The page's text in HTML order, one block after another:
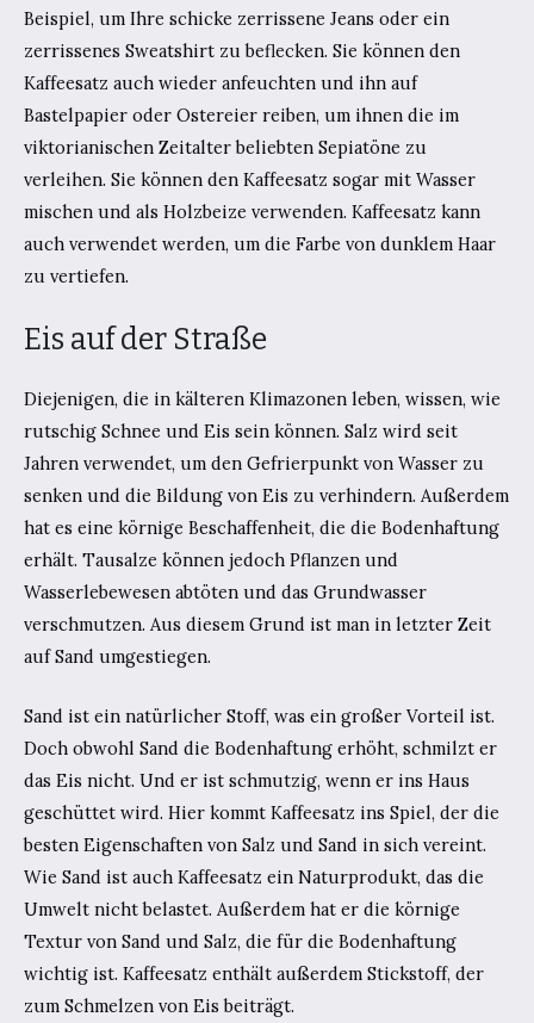
Beispiel, um Ihre schicke zerrissene Jeans oder ein
zerrissenes Sweatshirt zu beflecken. Sie können den
Kaffeesatz auch wieder anfeuchten und ihn auf
Bastelpapier oder Ostereier reiben, um ihnen die im
viktorianischen Zeitalter beliebten Sepiatöne zu
verleihen. Sie können den Kaffeesatz sogar mit Wasser
mischen und als Holzbeize verwenden. Kaffeesatz kann
auch verwendet werden, um die Farbe von dunklem Haar
zu vertiefen.
Eis auf der Straße
Diejenigen, die in kälteren Klimazonen leben, wissen, wie
rutschig Schnee und Eis sein können. Salz wird seit
Jahren verwendet, um den Gefrierpunkt von Wasser zu
senken und die Bildung von Eis zu verhindern. Außerdem
hat es eine körnige Beschaffenheit, die die Bodenhaftung
erhält. Tausalze können jedoch Pflanzen und
Wasserlebewesen abtöten und das Grundwasser
verschmutzen. Aus diesem Grund ist man in letzter Zeit
auf Sand umgestiegen.
Sand ist ein natürlicher Stoff, was ein großer Vorteil ist.
Doch obwohl Sand die Bodenhaftung erhöht, schmilzt er
das Eis nicht. Und er ist schmutzig, wenn er ins Haus
geschüttet wird. Hier kommt Kaffeesatz ins Spiel, der die
besten Eigenschaften von Salz und Sand in sich vereint.
Wie Sand ist auch Kaffeesatz ein Naturprodukt, das die
Umwelt nicht belastet. Außerdem hat er die körnige
Textur von Sand und Salz, die für die Bodenhaftung
wichtig ist. Kaffeesatz enthält außerdem Stickstoff, der
zum Schmelzen von Eis beiträgt.